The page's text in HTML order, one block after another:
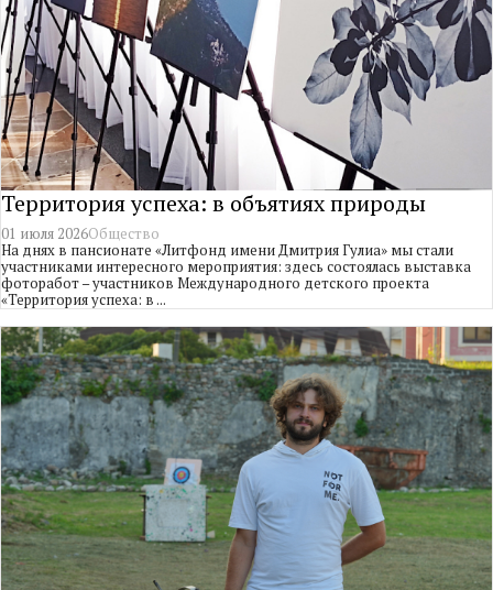
Территория успеха: в объятиях природы
01 июля 2026Общество
На днях в пансионате «Литфонд имени Дмитрия Гулиа» мы стали
участниками интересного мероприятия: здесь состоялась выставка
фоторабот – участников Международного детского проекта
«Территория успеха: в ...